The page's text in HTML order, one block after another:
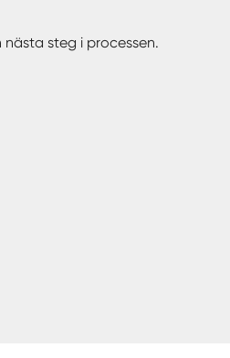
steg i processen.